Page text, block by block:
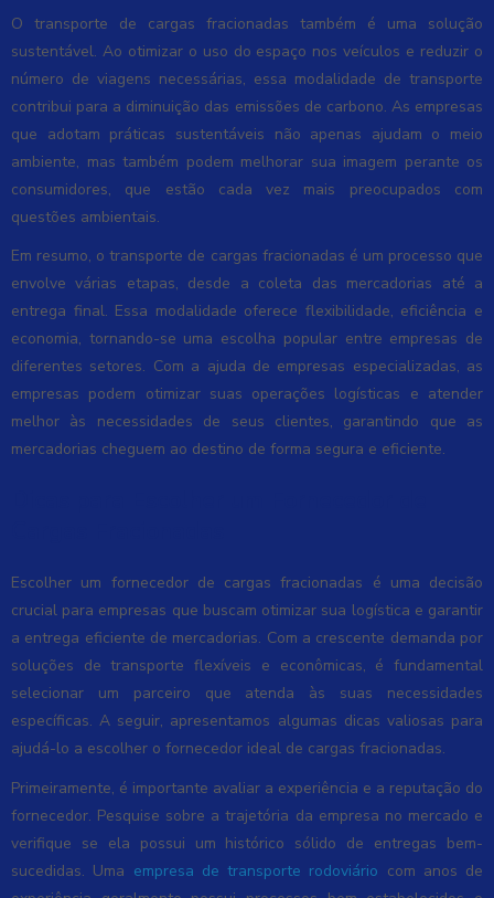
O transporte de cargas fracionadas também é uma solução
sustentável. Ao otimizar o uso do espaço nos veículos e reduzir o
número de viagens necessárias, essa modalidade de transporte
contribui para a diminuição das emissões de carbono. As empresas
que adotam práticas sustentáveis não apenas ajudam o meio
ambiente, mas também podem melhorar sua imagem perante os
consumidores, que estão cada vez mais preocupados com
questões ambientais.
Em resumo, o transporte de cargas fracionadas é um processo que
envolve várias etapas, desde a coleta das mercadorias até a
entrega final. Essa modalidade oferece flexibilidade, eficiência e
economia, tornando-se uma escolha popular entre empresas de
diferentes setores. Com a ajuda de empresas especializadas, as
empresas podem otimizar suas operações logísticas e atender
melhor às necessidades de seus clientes, garantindo que as
mercadorias cheguem ao destino de forma segura e eficiente.
Escolher um fornecedor de cargas fracionadas é uma decisão
crucial para empresas que buscam otimizar sua logística e garantir
a entrega eficiente de mercadorias. Com a crescente demanda por
soluções de transporte flexíveis e econômicas, é fundamental
selecionar um parceiro que atenda às suas necessidades
específicas. A seguir, apresentamos algumas dicas valiosas para
ajudá-lo a escolher o fornecedor ideal de cargas fracionadas.
Primeiramente, é importante avaliar a experiência e a reputação do
fornecedor. Pesquise sobre a trajetória da empresa no mercado e
verifique se ela possui um histórico sólido de entregas bem-
sucedidas. Uma empresa de transporte rodoviário com anos de